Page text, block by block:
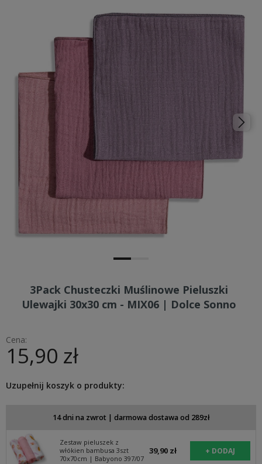
3Pack Chusteczki Muślinowe Pieluszki
Ulewajki 30x30 cm - MIX06 | Dolce Sonno
Cena:
15,90 zł
Uzupełnij koszyk o produkty:
14 dni na zwrot | darmowa dostawa od 289zł
Zestaw pieluszek z
włókien bambusa 3szt
70x70cm | Babyono 397/07
39,90 zł